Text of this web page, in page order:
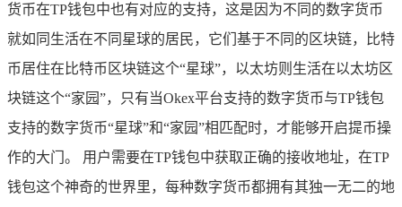
货币在TP钱包中也有对应的支持，这是因为不同的数字货币
就如同生活在不同星球的居民，它们基于不同的区块链，比特
币居住在比特币区块链这个“星球”，以太坊则生活在以太坊区
块链这个“家园”，只有当Okex平台支持的数字货币与TP钱包
支持的数字货币“星球”和“家园”相匹配时，才能够开启提币操
作的大门。 用户需要在TP钱包中获取正确的接收地址，在TP
钱包这个神奇的世界里，每种数字货币都拥有其独一无二的地